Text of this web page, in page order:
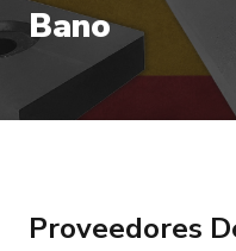
Bano
Proveedores